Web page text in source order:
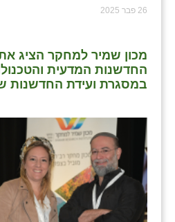
26 פבר 2025
מכון שמיר למחקר הציג את
החדשנות המדעית
במסגרת ועידת החדשנות של